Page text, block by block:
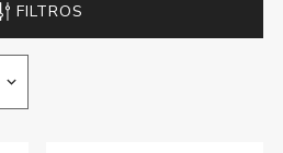
FILTROS